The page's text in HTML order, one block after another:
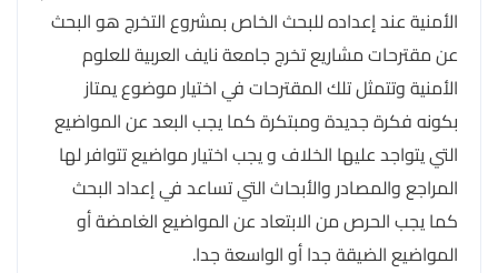
الأمنية عند إعداده للبحث الخاص بمشروع التخرج هو البحث
عن مقترحات مشاريع تخرج جامعة نايف العربية للعلوم
الأمنية وتتمثل تلك المقترحات في اختيار موضوع يمتاز
بكونه فكرة جديدة ومبتكرة كما يجب البعد عن المواضيع
التي يتواجد عليها الخلاف و يجب اختيار مواضيع تتوافر لها
المراجع والمصادر والأبحاث التي تساعد في إعداد البحث
كما يجب الحرص من الابتعاد عن المواضيع الغامضة أو
المواضيع الضيقة جدا أو الواسعة جدا.